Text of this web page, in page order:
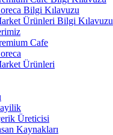
Bilgi Kılavuzu
Ürünleri Bilgi Kılavuzu
Cafe
Ürünleri
Üreticisi
Kaynakları